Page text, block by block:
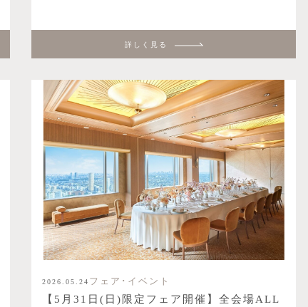
詳しく見る
2026.05.24 フェア･イベント
【5月31日(日)限定フェア開催】全会場ALL